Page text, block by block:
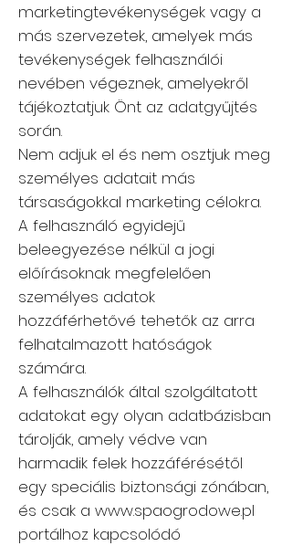
marketingtevékenységek vagy a
más szervezetek, amelyek más
tevékenységek felhasználói
nevében végeznek, amelyekről
tájékoztatjuk Önt az adatgyűjtés
során.
Nem adjuk el és nem osztjuk meg
személyes adatait más
társaságokkal marketing célokra.
A felhasználó egyidejű
beleegyezése nélkül a jogi
előírásoknak megfelelően
személyes adatok
hozzáférhetővé tehetők az arra
felhatalmazott hatóságok
számára.
A felhasználók által szolgáltatott
adatokat egy olyan adatbázisban
tárolják, amely védve van
harmadik felek hozzáférésétől
egy speciális biztonsági zónában,
és csak a www.spaogrodowe.pl
portálhoz kapcsolódó